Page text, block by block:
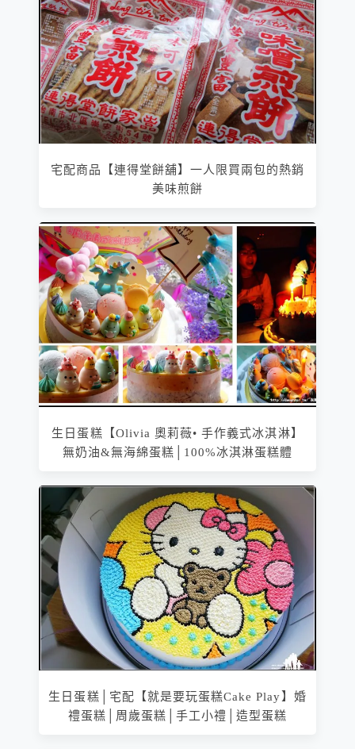
宅配商品【連得堂餅舖】一人限買兩包的熱銷
美味煎餅
生日蛋糕【Olivia 奧莉薇• 手作義式冰淇淋】
無奶油&無海綿蛋糕│100%冰淇淋蛋糕體
生日蛋糕│宅配【就是要玩蛋糕Cake Play】婚
禮蛋糕│周歲蛋糕│手工小禮│造型蛋糕